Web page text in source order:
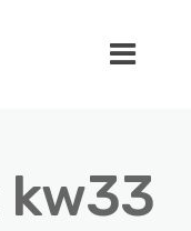
kw33